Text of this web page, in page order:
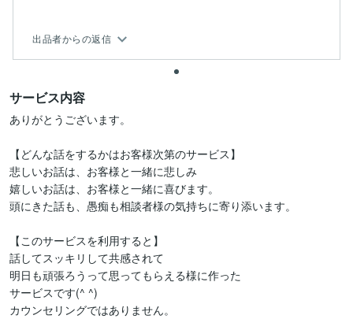
出品者からの返信
サービス内容
ありがとうございます。
【どんな話をするかはお客様次第のサービス】
悲しいお話は、お客様と一緒に悲しみ
嬉しいお話は、お客様と一緒に喜びます。
頭にきた話も、愚痴も相談者様の気持ちに寄り添います。
【このサービスを利用すると】
話してスッキリして共感されて
明日も頑張ろうって思ってもらえる様に作った
サービスです(^ ^)
カウンセリングではありません。